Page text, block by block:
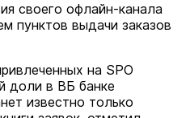
своего офлайн-канала
пунктов выдачи заказов
на SPO
доли в ВБ банке
известно только